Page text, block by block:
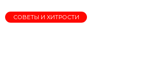
СОВЕТЫ И ХИТРОСТИ